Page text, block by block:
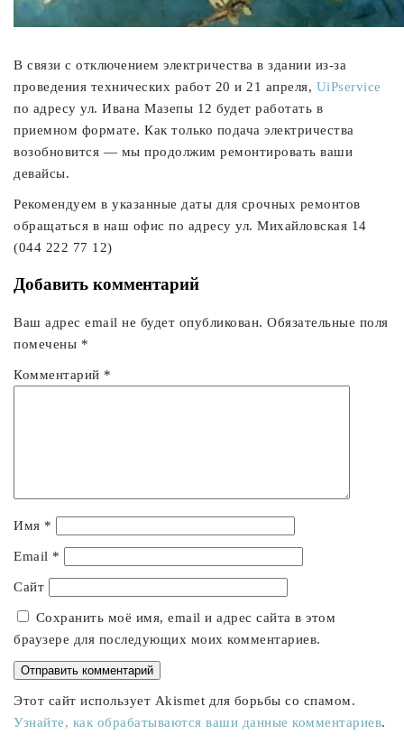
В связи с отключением электричества в здании из-за
проведения технических работ 20 и 21 апреля, UiPservice
по адресу ул. Ивана Мазепы 12 будет работать в
приемном формате. Как только подача электричества
возобновится — мы продолжим ремонтировать ваши
девайсы.
Рекомендуем в указанные даты для срочных ремонтов
обращаться в наш офис по адресу ул. Михайловская 14
(044 222 77 12)
Добавить комментарий
Ваш адрес email не будет опубликован. Обязательные поля
помечены *
Комментарий *
Имя *
Email *
Сайт
Сохранить моё имя, email и адрес сайта в этом
браузере для последующих моих комментариев.
Этот сайт использует Akismet для борьбы со спамом.
Узнайте, как обрабатываются ваши данные комментариев.